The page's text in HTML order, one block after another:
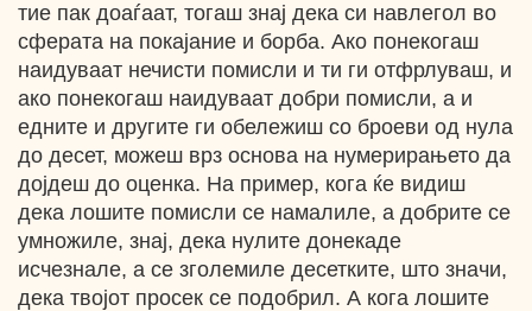
тие пак доаѓаат, тогаш знај дека си навлегол во
сферата на покајание и борба. Ако понекогаш
наидуваат нечисти помисли и ти ги отфрлуваш, и
ако понекогаш наидуваат добри помисли, а и
едните и другите ги обележиш со броеви од нула
до десет, можеш врз основа на нумерирањето да
дојдеш до оценка. На пример, кога ќе видиш
дека лошите помисли се намалиле, а добрите се
умножиле, знај, дека нулите донекаде
исчезнале, а се зголемиле десетките, што значи,
дека твојот просек се подобрил. А кога лошите